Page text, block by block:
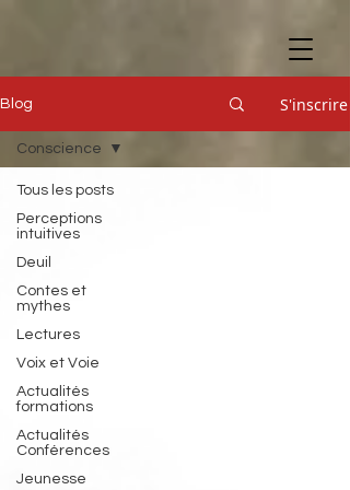
Blog S'inscrire
Tous les posts
Perceptions
intuitives
Deuil
Contes et
mythes
Lectures
Voix et Voie
Actualités
formations
Actualités
Conférences
Jeunesse
Conscience